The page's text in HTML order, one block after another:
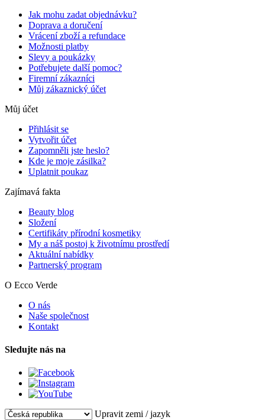
Jak mohu zadat objednávku?
Doprava a doručení
Vrácení zboží a refundace
Možnosti platby
Slevy a poukázky
Potřebujete další pomoc?
Firemní zákazníci
Můj zákaznický účet
Můj účet
Přihlásit se
Vytvořit účet
Zapomněli jste heslo?
Kde je moje zásilka?
Uplatnit poukaz
Zajímavá fakta
Beauty blog
Složení
Certifikáty přírodní kosmetiky
My a náš postoj k životnímu prostředí
Aktuální nabídky
Partnerský program
O Ecco Verde
O nás
Naše společnost
Kontakt
Sledujte nás na
Upravit zemi / jazyk